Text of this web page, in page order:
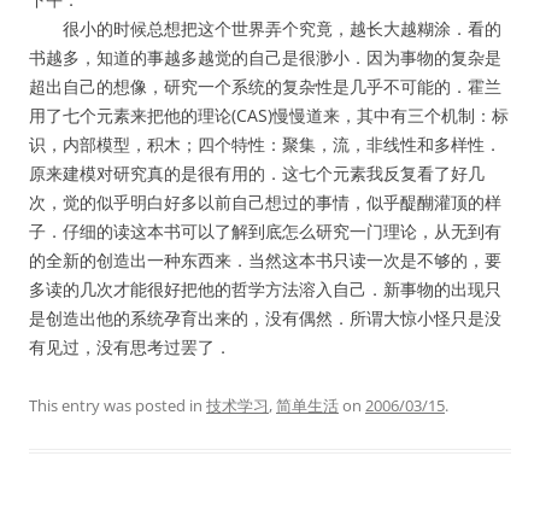
很小的时候总想把这个世界弄个究竟，越长大越糊涂．看的
书越多，知道的事越多越觉的自己是很渺小．因为事物的复杂是
超出自己的想像，研究一个系统的复杂性是几乎不可能的．霍兰
用了七个元素来把他的理论(CAS)慢慢道来，其中有三个机制：标
识，内部模型，积木；四个特性：聚集，流，非线性和多样性．
原来建模对研究真的是很有用的．这七个元素我反复看了好几
次，觉的似乎明白好多以前自己想过的事情，似乎醍醐灌顶的样
子．仔细的读这本书可以了解到底怎么研究一门理论，从无到有
的全新的创造出一种东西来．当然这本书只读一次是不够的，要
多读的几次才能很好把他的哲学方法溶入自己．新事物的出现只
是创造出他的系统孕育出来的，没有偶然．所谓大惊小怪只是没
有见过，没有思考过罢了．
This entry was posted in 技术学习,简单生活on 2006/03/15.